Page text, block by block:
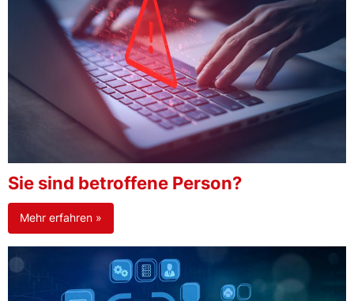
Sie sind betroffene Person?
Mehr erfahren »